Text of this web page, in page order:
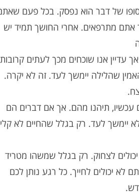
של דבר הוא נפסק. בכל פעם
אתם מתרפאים. אחרי החושך תמיד יש
עדיין אנו שוכחים מכך לעתים קרובות
שהלילה יימשך לעד. זה לא יקרה.
עכשיו, תיהנו מהם. אך אם דברים הם
יימשך לעד. רק בגלל שהחיים לא
לצחוק. רק בגלל שמשהו מטריד
לא יכולים לחייך. כל רגע נותן לכם